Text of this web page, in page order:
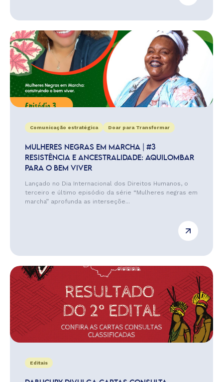
Comunicação estratégica Doar para Transformar
MULHERES NEGRAS EM MARCHA | #3
RESISTÊNCIA E ANCESTRALIDADE: AQUILOMBAR
PARA O BEM VIVER
Lançado no Dia Internacional dos Direitos Humanos, o
terceiro e último episódio da série “Mulheres negras em
marcha” aprofunda as interseçõe...
Editais